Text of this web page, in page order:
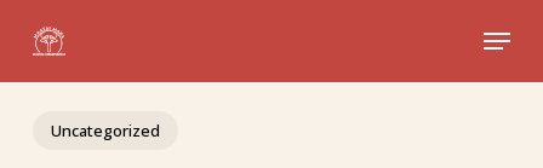
main
Menu
Uncategorized